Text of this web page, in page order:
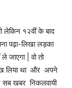
लेकिन १२वीं के बाद
पढ़ा-लिखा लड़का
जाएगा | वो तो
लिया था और अपने
सब खबर निकलवायी